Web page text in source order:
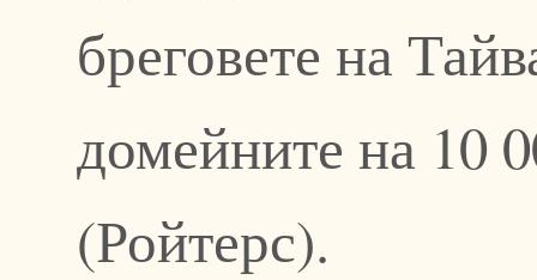
бреговете на
домейните на 10
(Ройтерс).